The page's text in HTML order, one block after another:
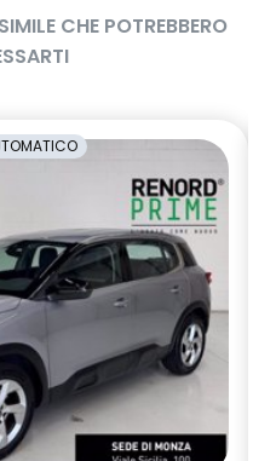
CHE POTREBBERO